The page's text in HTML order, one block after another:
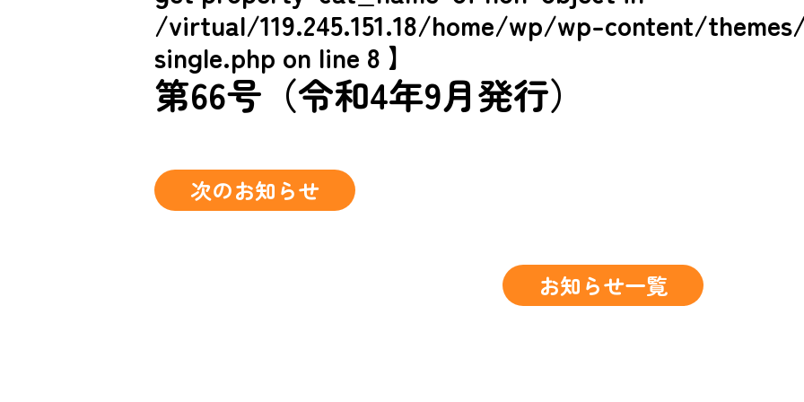
/virtual/119.245.151.18/home/wp/wp-content/
single.php on line 8 】
第66号（令和4年9月発行）
次のお知らせ
お知らせ一覧